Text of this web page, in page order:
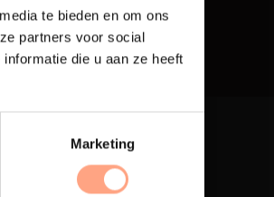
te bieden en om ons
partners voor social
die u aan ze heeft
Marketing